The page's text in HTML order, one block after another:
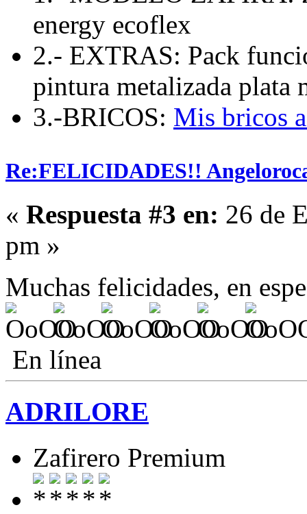
energy ecoflex
2.- EXTRAS: Pack
pintura metalizada plata
3.-BRICOS: Mis bricos
Re:FELICIDADES!!
« Respuesta #3 en: 26 de
pm »
Muchas felicidades, en
En línea
ADRILORE
Zafirero Premium